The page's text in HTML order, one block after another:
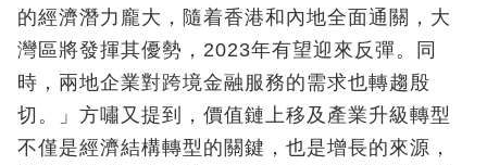
的經濟潛力龐大，隨着香港和內地全面通關，大
灣區將發揮其優勢，2023年有望迎來反彈。同
時，兩地企業對跨境金融服務的需求也轉趨殷
切。」方嘯又提到，價值鏈上移及產業升級轉型
不僅是經濟結構轉型的關鍵，也是增長的來源，